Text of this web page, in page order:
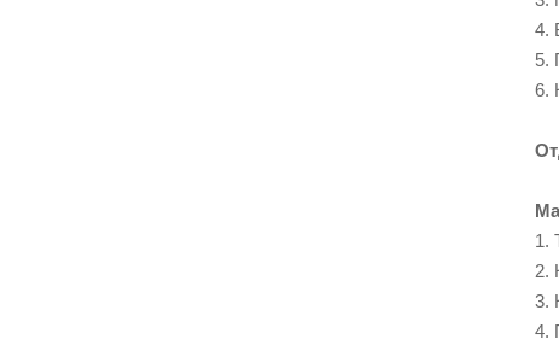
4.
5.
6.
1.
2.
3.
4.